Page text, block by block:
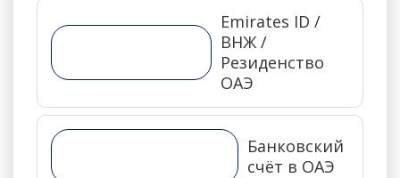
Emirates ID /
ВНЖ /
Резиденство
ОАЭ
Банковский
счёт в ОАЭ